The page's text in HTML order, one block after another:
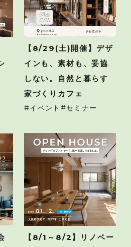
【8/29(土)開催】デザ
インも、素材も、妥協
しない。自然と暮らす
家づくりカフェ
イベント セミナー
【8/1～8/2】リノベー